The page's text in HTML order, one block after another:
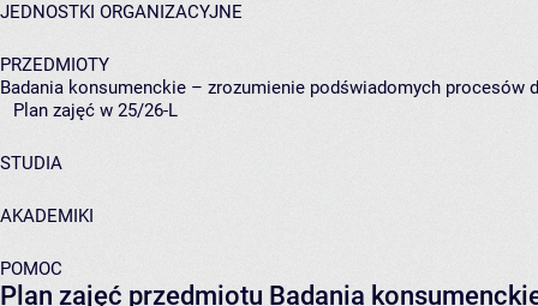
JEDNOSTKI ORGANIZACYJNE
PRZEDMIOTY
Badania konsumenckie – zrozumienie podświadomych procesów
Plan zajęć w 25/26-L
STUDIA
AKADEMIKI
POMOC
Plan zajęć przedmiotu Badania